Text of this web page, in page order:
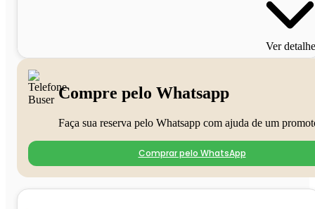
Ver
Compre pelo Whatsapp
Faça sua reserva pelo Whatsapp com ajuda de um
Comprar pelo WhatsApp